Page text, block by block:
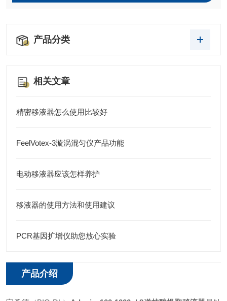
产品分类
相关文章
精密移液器怎么使用比较好
FeelVotex-3漩涡混匀仪产品功能
电动移液器应该怎样养护
移液器的使用方法和使用建议
PCR基因扩增仪助您放心实验
产品介绍